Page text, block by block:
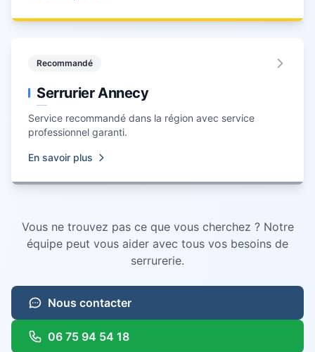
Recommandé
Serrurier Annecy
Service recommandé dans la région avec service
professionnel garanti.
En savoir plus
Vous ne trouvez pas ce que vous cherchez ? Notre
équipe peut vous aider avec tous vos besoins de
serrurerie.
Nous contacter
06 75 94 54 18